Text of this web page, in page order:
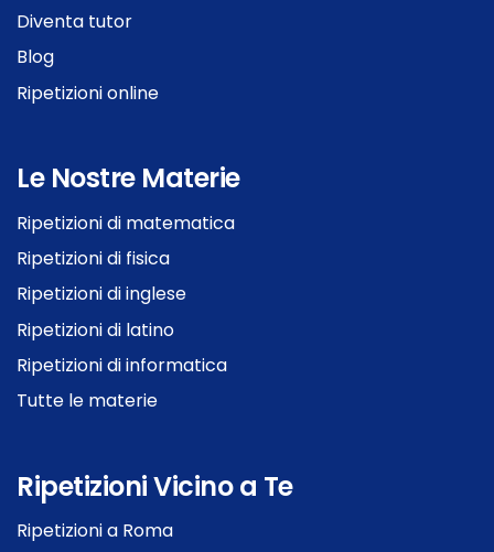
Diventa tutor
Blog
Ripetizioni online
Le Nostre Materie
Ripetizioni di matematica
Ripetizioni di fisica
Ripetizioni di inglese
Ripetizioni di latino
Ripetizioni di informatica
Tutte le materie
Ripetizioni Vicino a Te
Ripetizioni a Roma